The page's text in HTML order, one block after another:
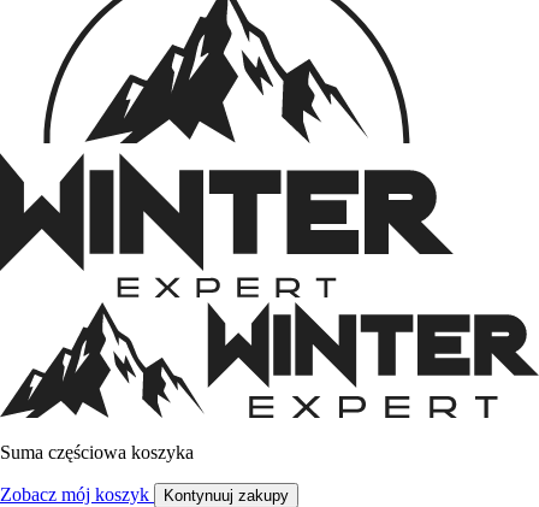
Suma częściowa koszyka
Zobacz mój koszyk Kontynuuj zakupy